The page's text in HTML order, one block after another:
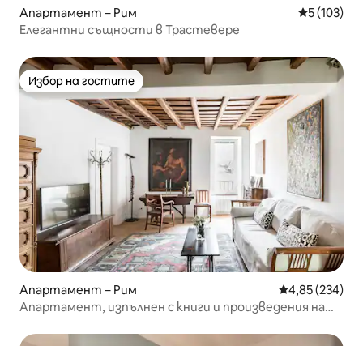
Апартамент – Рим Средна
5 (103)
Елегантни същности в Трастевере
Избор на гостите
Избор на гостите
Апартамент – Рим Средна
4,85 (234)
Апартамент, изпълнен с книги и произведения на